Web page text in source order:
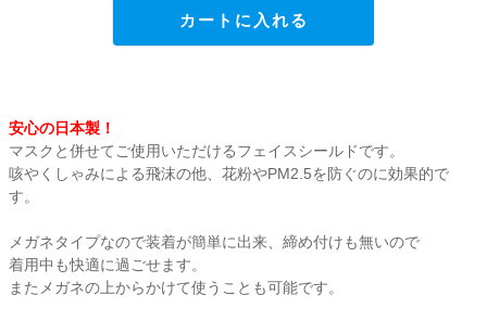
梱包用品
ポリ袋・OPP袋
カートに入れる
安心の日本製！
マスクと併せてご使用いただけるフェイスシールドです。
咳やくしゃみによる飛沫の他、花粉やPM2.5を防ぐのに効果的で
す。
メガネタイプなので装着が簡単に出来、締め付けも無いので
着用中も快適に過ごせます。
またメガネの上からかけて使うことも可能です。